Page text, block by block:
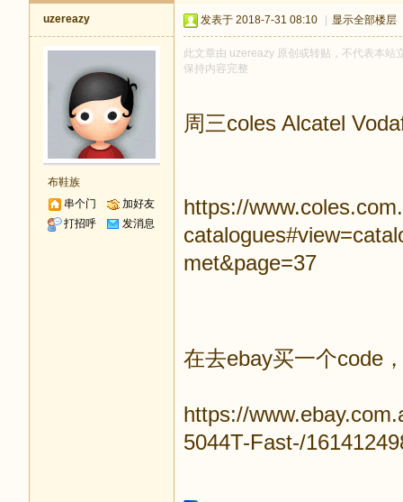
uzereazy
布鞋族
串个门
加好友
打招呼
发消息
发表于 2018-7-31 08:10 显示全部楼层
此文章由 uzereazy 原创或转贴，不代表本
保持内容完整
周三coles Alcatel
https://
met&page=37
在去ebay买一个code
https://
5044T-Fast-/